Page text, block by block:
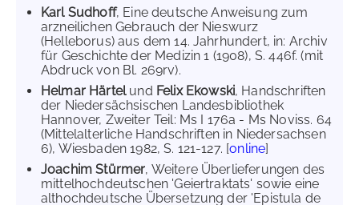
Karl Sudhoff, Eine deutsche Anweisung zum
arzneilichen Gebrauch der Nieswurz
(Helleborus) aus dem 14. Jahrhundert, in: Archiv
für Geschichte der Medizin 1 (1908), S. 446f. (mit
Abdruck von Bl. 269rv).
Helmar Härtelund Felix Ekowski, Handschriften
der Niedersächsischen Landesbibliothek
Hannover, Zweiter Teil: Ms I 176a - Ms Noviss. 64
(Mittelalterliche Handschriften in Niedersachsen
6), Wiesbaden 1982, S. 121-127. [online]
Joachim Stürmer, Weitere Überlieferungen des
mittelhochdeutschen 'Geiertraktats' sowie eine
althochdeutsche Übersetzung der 'Epistula de